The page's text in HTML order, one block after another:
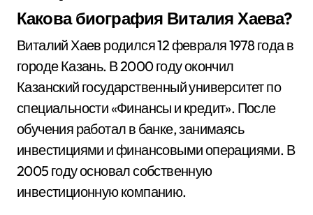
Какова биография Виталия Хаева?
Виталий Хаев родился 12 февраля 1978 года в
городе Казань. В 2000 году окончил
Казанский государственный университет по
специальности «Финансы и кредит». После
обучения работал в банке, занимаясь
инвестициями и финансовыми операциями. В
2005 году основал собственную
инвестиционную компанию.